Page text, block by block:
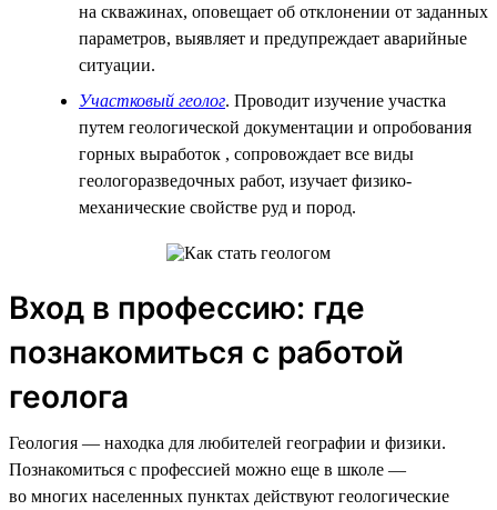
на скважинах, оповещает об отклонении от заданных
параметров, выявляет и предупреждает аварийные
ситуации.
Участковый геолог. Проводит изучение участка
путем геологической документации и опробования
горных выработок , сопровождает все виды
геологоразведочных работ, изучает физико-
механические свойстве руд и пород.
Вход в профессию: где
познакомиться с работой
геолога
Геология — находка для любителей географии и физики.
Познакомиться с профессией можно еще в школе —
во многих населенных пунктах действуют геологические